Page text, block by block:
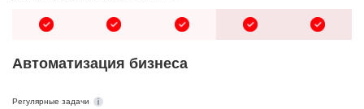
Автоматизация бизнеса
Регулярные задачи